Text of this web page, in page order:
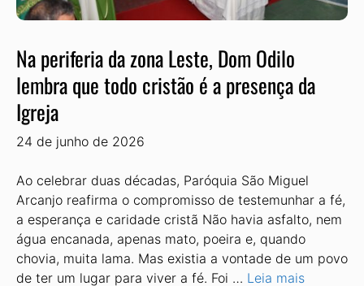
Na periferia da zona Leste, Dom Odilo
lembra que todo cristão é a presença da
Igreja
24 de junho de 2026
Ao celebrar duas décadas, Paróquia São Miguel
Arcanjo reafirma o compromisso de testemunhar a fé,
a esperança e caridade cristã Não havia asfalto, nem
água encanada, apenas mato, poeira e, quando
chovia, muita lama. Mas existia a vontade de um povo
de ter um lugar para viver a fé. Foi … Leia mais